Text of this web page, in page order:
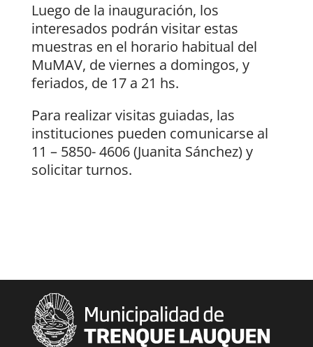
Luego de la inauguración, los
interesados podrán visitar estas
muestras en el horario habitual del
MuMAV, de viernes a domingos, y
feriados, de 17 a 21 hs.
Para realizar visitas guiadas, las
instituciones pueden comunicarse al
11 – 5850- 4606 (Juanita Sánchez) y
solicitar turnos.